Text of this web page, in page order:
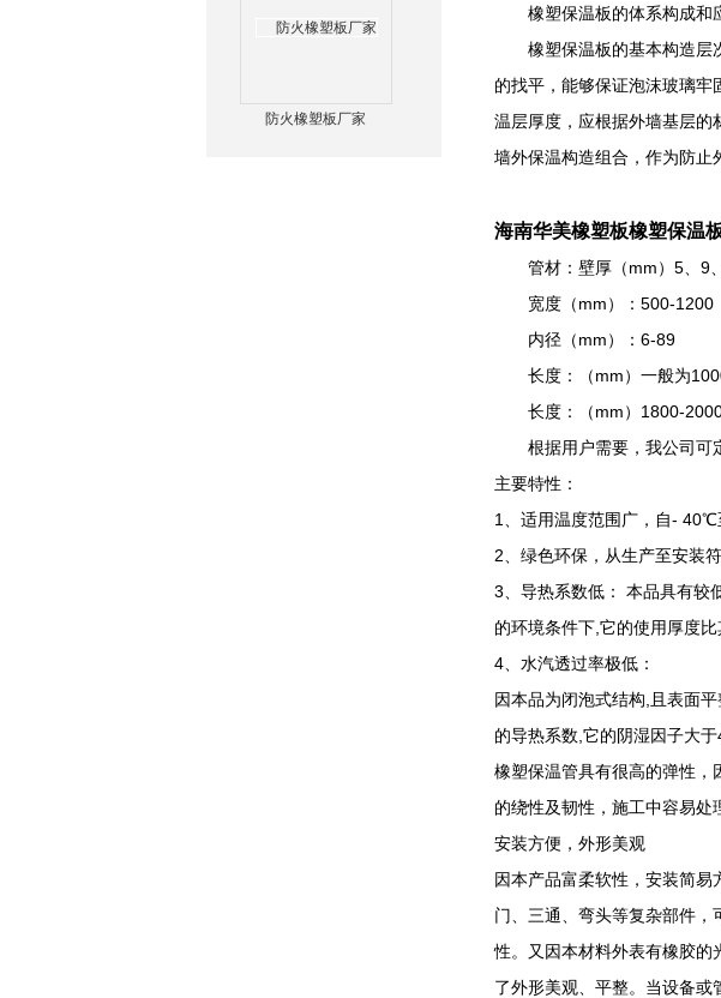
防火橡塑板厂家
橡塑保温板的体系构成和
橡塑保温板的基本构造层次
的找平，能够保证泡沫玻璃
温层厚度，应根据外墙基层的
墙外保温构造组合，作为防止
海南华美橡塑板橡塑保温
管材：壁厚（mm）5、9
宽度（mm）：500-1200
内径（mm）：6-89
长度：（mm）一般为
长度：（mm）1800-
根据用户需要，我公司可定
主要特性：
1、适用温度范围广，自-
2、绿色环保，从生产至安装
3、导热系数低： 本品具有较
的环境条件下,它的使用厚度
4、水汽透过率极低：
因本品为闭泡式结构,且表面
的导热系数,它的阴湿因子大
橡塑保温管具有很高的弹性，
的绕性及韧性，施工中容易处
安装方便，外形美观
因本产品富柔软性，安装简
门、三通、弯头等复杂部件
性。又因本材料外表有橡胶的
了外形美观、平整。当设备或